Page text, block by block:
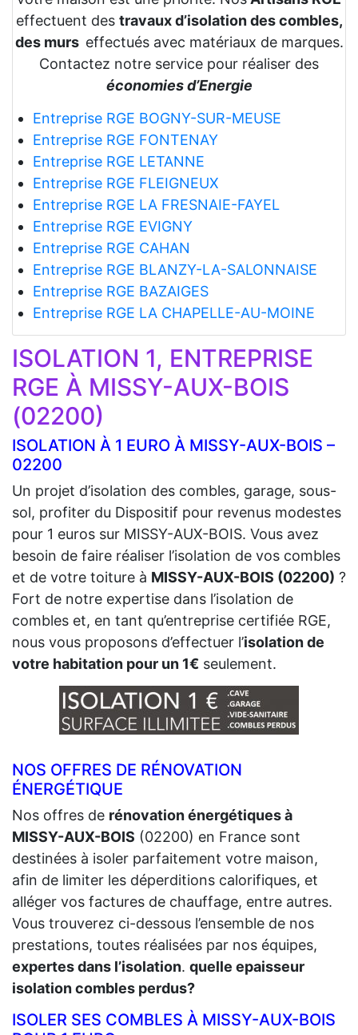
effectuent des travaux d’isolation des combles,
des murs effectués avec matériaux de marques.
Contactez notre service pour réaliser des
économies d’Energie
Entreprise RGE BOGNY-SUR-MEUSE
Entreprise RGE FONTENAY
Entreprise RGE LETANNE
Entreprise RGE FLEIGNEUX
Entreprise RGE LA FRESNAIE-FAYEL
Entreprise RGE EVIGNY
Entreprise RGE CAHAN
Entreprise RGE BLANZY-LA-SALONNAISE
Entreprise RGE BAZAIGES
Entreprise RGE LA CHAPELLE-AU-MOINE
ISOLATION 1, ENTREPRISE
RGE À MISSY-AUX-BOIS
(02200)
ISOLATION À 1 EURO À MISSY-AUX-BOIS –
02200
Un projet d’isolation des combles, garage, sous-
sol, profiter du Dispositif pour revenus modestes
pour 1 euros sur MISSY-AUX-BOIS. Vous avez
besoin de faire réaliser l’isolation de vos combles
et de votre toiture à MISSY-AUX-BOIS (02200) ?
Fort de notre expertise dans l’isolation de
combles et, en tant qu’entreprise certifiée RGE,
nous vous proposons d’effectuer l’isolation de
votre habitation pour un 1€ seulement.
NOS OFFRES DE RÉNOVATION
ÉNERGÉTIQUE
Nos offres de rénovation énergétiques à
MISSY-AUX-BOIS (02200) en France sont
destinées à isoler parfaitement votre maison,
afin de limiter les déperditions calorifiques, et
alléger vos factures de chauffage, entre autres.
Vous trouverez ci-dessous l’ensemble de nos
prestations, toutes réalisées par nos équipes,
expertes dans l’isolation. quelle epaisseur
isolation combles perdus?
ISOLER SES COMBLES À MISSY-AUX-BOIS